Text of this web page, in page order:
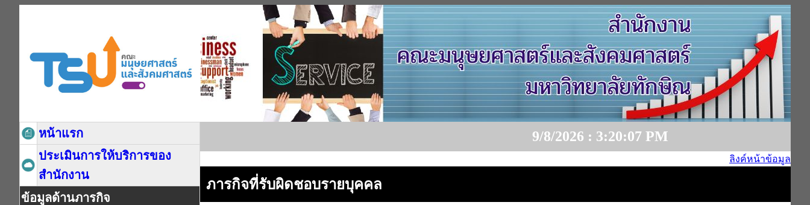
หน้าแรก
ประเมินการให้บริการของ
สำนักงาน
ข้อมูลด้านภารกิจ
9/8/2026 : 3:20:07 PM
ลิงค์หน้าข้อมูล
ภารกิจที่รับผิดชอบรายบุคคล